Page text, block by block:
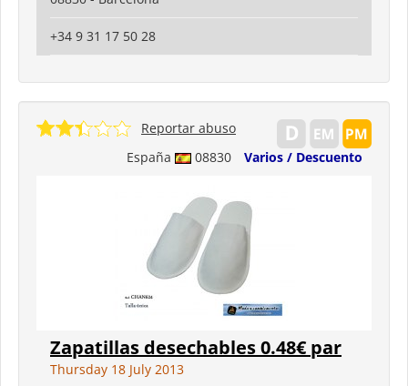
+34 9 31 17 50 28
España 08830 Varios / Descuento
Reportar abuso
Zapatillas desechables 0.48€ par
Thursday 18 July 2013